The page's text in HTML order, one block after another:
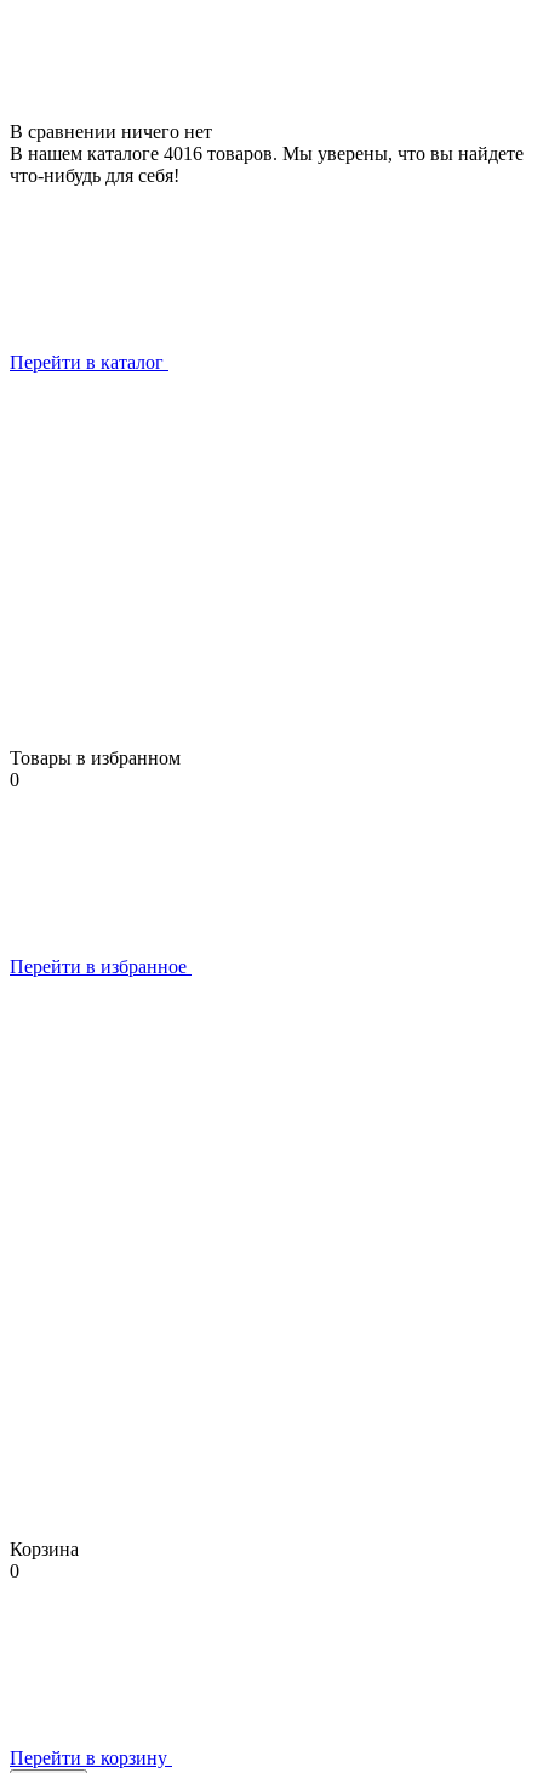
В сравнении ничего нет
В нашем каталоге 4016 товаров. Мы уверены, что вы найдете
что-нибудь для себя!
Перейти в каталог
Товары в избранном
0
Перейти в избранное
Корзина
0
Перейти в корзину